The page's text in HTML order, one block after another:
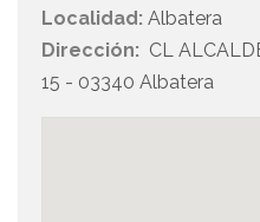
Localidad: Albatera
Dirección: CL
15 - 03340 Albatera